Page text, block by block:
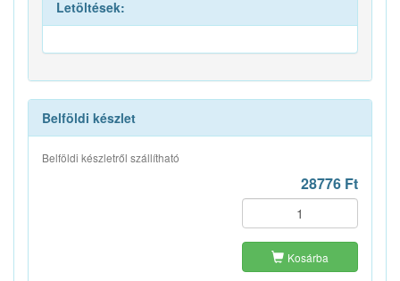
Letöltések:
Belföldi készlet
Belföldi készletről szállítható
28776 Ft
Kosárba